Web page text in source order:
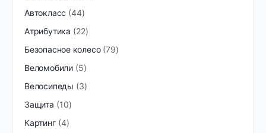
Автокласс 44
Атрибутика
22
Безопасное колесо 79
Веломобили 5
Велосипеды
3
Защита
10
Картинг 4